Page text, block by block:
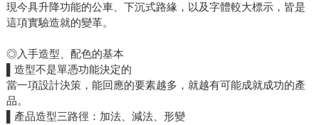
現今具升降功能的公車、下沉式路緣，以及字體較大標示，皆是
這項實驗造就的變革。
◎入手造型、配色的基本
▌造型不是單憑功能決定的
當一項設計決策，能回應的要素越多，就越有可能成就成功的產
品。
▌產品造型三路徑：加法、減法、形變